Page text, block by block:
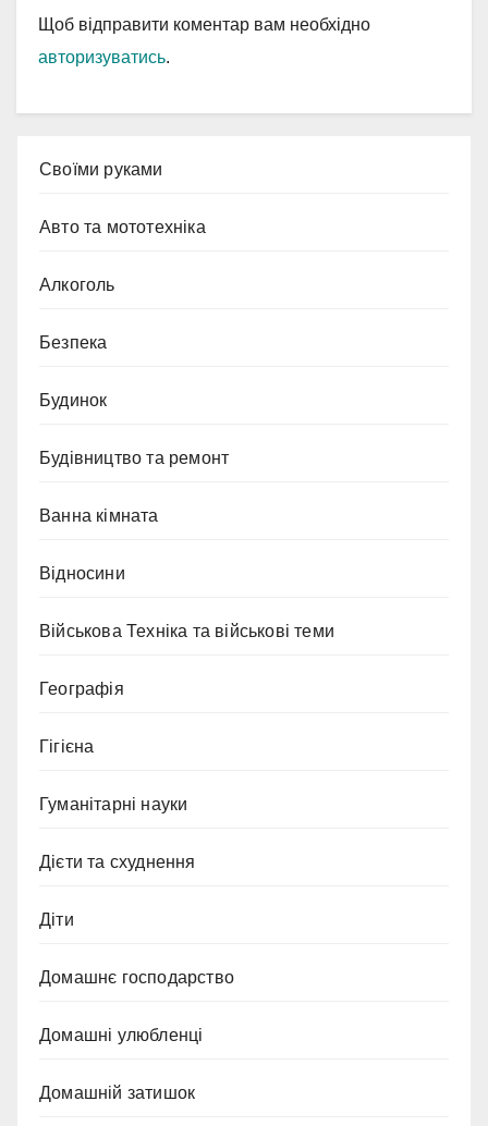
Щоб відправити коментар вам необхідно
авторизуватись.
Cвоїми руками
Авто та мототехніка
Алкоголь
Безпека
Будинок
Будівництво та ремонт
Ванна кімната
Відносини
Військова Техніка та військові теми
Географія
Гігієна
Гуманітарні науки
Дієти та схуднення
Діти
Домашнє господарство
Домашні улюбленці
Домашній затишок